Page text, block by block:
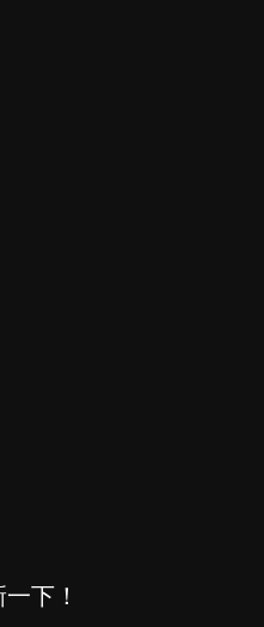
下！